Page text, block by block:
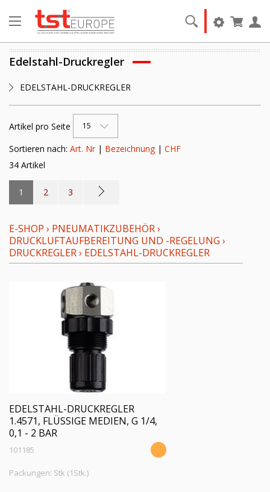
Edelstahl-Druckregler
EDELSTAHL-DRUCKREGLER
Artikel pro Seite 15
Sortieren nach: Art. Nr| Bezeichnung| CHF
34 Artikel
1 2 3
E-SHOP › PNEUMATIKZUBEHÖR›
DRUCKLUFTAUFBEREITUNG UND -REGELUNG ›
DRUCKREGLER› EDELSTAHL-DRUCKREGLER
EDELSTAHL-DRUCKREGLER
1.4571, FLÜSSIGE MEDIEN, G 1/4,
0,1 - 2 BAR
101185
Packungen: Stk (1Stk.)